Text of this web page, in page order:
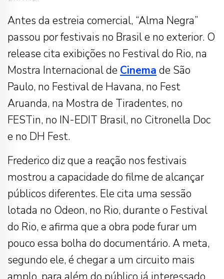
Antes da estreia comercial, “Alma Negra”
passou por festivais no Brasil e no exterior. O
release cita exibições no Festival do Rio, na
Mostra Internacional de Cinema de São
Paulo, no Festival de Havana, no Fest
Aruanda, na Mostra de Tiradentes, no
FESTin, no IN-EDIT Brasil, no Citronella Doc
e no DH Fest.
Frederico diz que a reação nos festivais
mostrou a capacidade do filme de alcançar
públicos diferentes. Ele cita uma sessão
lotada no Odeon, no Rio, durante o Festival
do Rio, e afirma que a obra pode furar um
pouco essa bolha do documentário. A meta,
segundo ele, é chegar a um circuito mais